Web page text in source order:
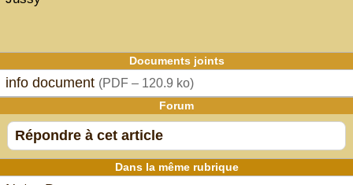
Documents joints
info document (PDF – 120.9 ko)
Forum
Répondre à cet article
Dans la même rubrique